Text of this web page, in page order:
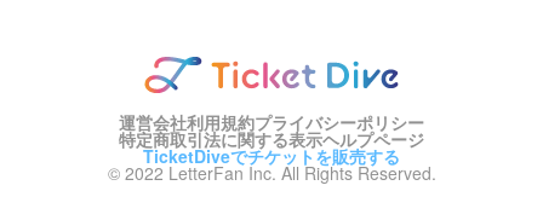
運営会社利用規約プライバシーポリシー
特定商取引法に関する表示ヘルプページ
TicketDiveでチケットを販売する
© 2022 LetterFan Inc. All Rights Reserved.